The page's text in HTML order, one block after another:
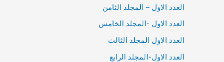
العدد الاول – المجلد الثامن
العدد الاول -المجلد الخامس
العدد الاول المجلد الثالث
العدد الاول-المجلد الرابع